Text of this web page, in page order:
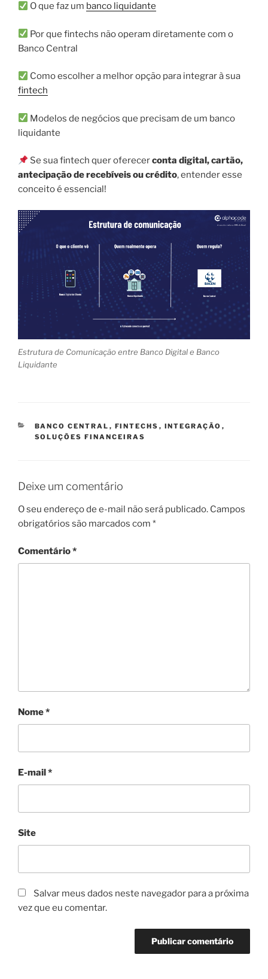
O que faz um banco liquidante
Por que fintechs não operam diretamente com o
Banco Central
Como escolher a melhor opção para integrar à sua
fintech
Modelos de negócios que precisam de um banco
liquidante
Se sua fintech quer oferecerconta digital, cartão,
antecipação de recebíveis ou crédito, entender esse
conceito é essencial!
Estrutura de Comunicação entre Banco Digital e Banco
Liquidante
CATEGORIAS
BANCO CENTRAL , FINTECHS , INTEGRAÇÃO ,
SOLUÇÕES FINANCEIRAS
Deixe um comentário
O seu endereço de e-mail não será publicado. Campos
obrigatórios são marcados com *
Comentário*
Nome*
E-mail *
Site
Salvar meus dados neste navegador para a próxima
vez que eu comentar.